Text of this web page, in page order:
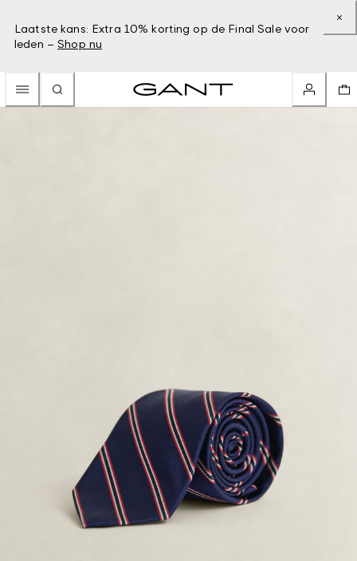
Laatste kans: Extra 10% korting op de Final Sale voor
leden – Shop nu